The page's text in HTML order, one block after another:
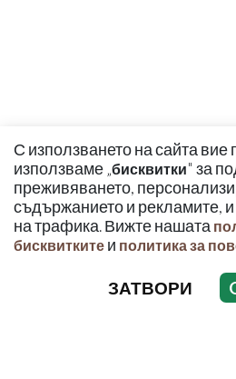
С използването на сайта вие
използваме „бисквитки" за
преживяването,
съдържанието и рекламите,
на трафика. Вижте нашата
бисквитките и политика за
ЗАТВОРИ